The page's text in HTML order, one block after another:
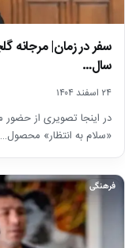
سال…
۲۴ اسفند ۱۴۰۴
در اینجا تصویری از
«سلام به انتظار» محصول…
فرهنگی